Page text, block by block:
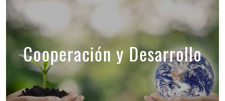
Cooperación y Desarrollo